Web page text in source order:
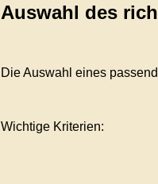
Auswahl des
Die Auswahl eines
Wichtige Kriterien: